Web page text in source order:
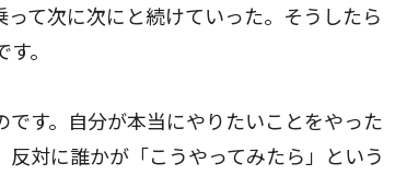
って次に次にと続けていった。そうしたら
。
す。自分が本当にやりたいことをやった
対に誰かが「こうやってみたら」という